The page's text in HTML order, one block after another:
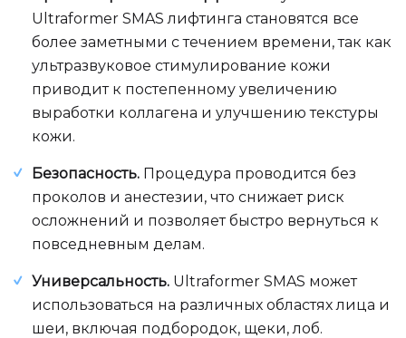
Ultraformer SMAS лифтинга становятся все
более заметными с течением времени, так как
ультразвуковое стимулирование кожи
приводит к постепенному увеличению
выработки коллагена и улучшению текстуры
кожи.
Безопасность. Процедура проводится без
проколов и анестезии, что снижает риск
осложнений и позволяет быстро вернуться к
повседневным делам.
Универсальность. Ultraformer SMAS может
использоваться на различных областях лица и
шеи, включая подбородок, щеки, лоб.